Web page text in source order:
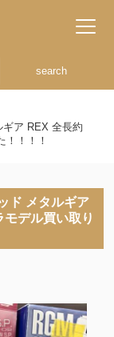
search
ア REX 全長約
！！！！
ド メタルギア
デル買い取り